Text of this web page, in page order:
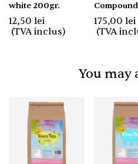
white 200gr.
12,50 lei
(TVA inclus)
Zafiro
175,00 lei
(TVA
You may